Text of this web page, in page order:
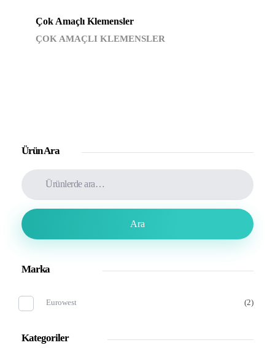
Çok Amaçlı Klemensler
ÇOK AMAÇLI KLEMENSLER
Ürün Ara
Ara
Marka
Eurowest (2)
Kategoriler